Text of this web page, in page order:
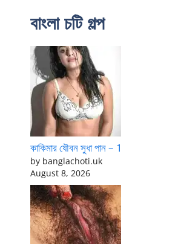
বাংলা চটি গল্প
কাকিমার যৌবন সুধা পান – 1
by banglachoti.uk
August 8, 2026